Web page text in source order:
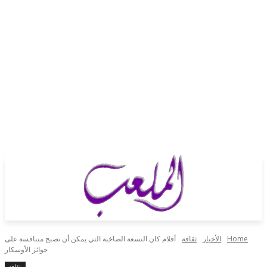
الأخبار ثقافة
أفلام كان التسعة الصاخبة التي يمكن أن تصبح متنافسة على
جوائز الأوسكار